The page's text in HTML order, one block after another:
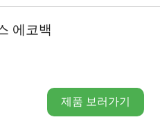
에코백
제품 보러가기